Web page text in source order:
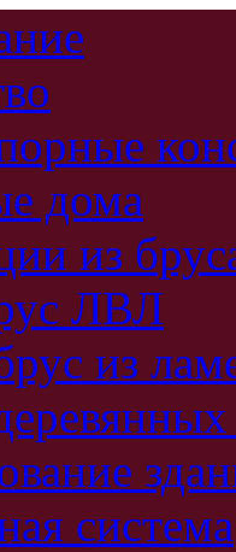
дома
из
ЛВЛ
из
система